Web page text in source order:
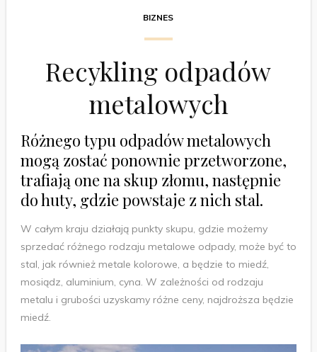
BIZNES
Recykling odpadów
metalowych
Różnego typu odpadów metalowych
mogą zostać ponownie przetworzone,
trafiają one na skup złomu, następnie
do huty, gdzie powstaje z nich stal.
W całym kraju działają punkty skupu, gdzie możemy
sprzedać różnego rodzaju metalowe odpady, może być to
stal, jak również metale kolorowe, a będzie to miedź,
mosiądz, aluminium, cyna. W zależności od rodzaju
metalu i grubości uzyskamy różne ceny, najdroższa będzie
miedź.